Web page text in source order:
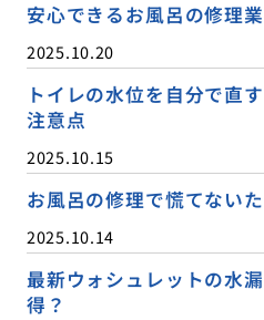
安心できるお風呂の修理
2025.10.20
トイレの水位を自分で直
注意点
2025.10.15
お風呂の修理で慌てない
2025.10.14
最新ウォシュレットの水
得？